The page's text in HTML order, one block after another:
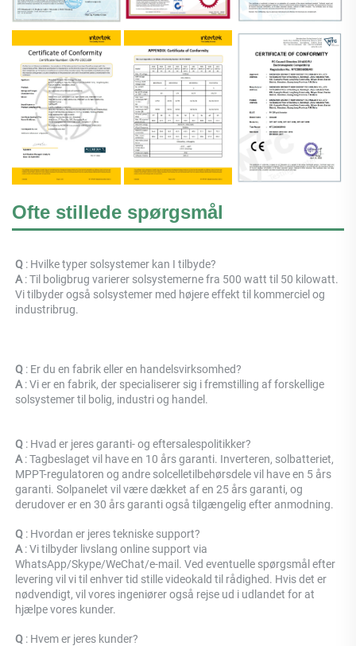
Ofte stillede spørgsmål
Q : Hvilke typer solsystemer kan I tilbyde?
A : Til boligbrug varierer solsystemerne fra 500 watt til 50 kilowatt.
Vi tilbyder også solsystemer med højere effekt til kommerciel og
industribrug.
Q : Er du en fabrik eller en handelsvirksomhed?
A : Vi er en fabrik, der specialiserer sig i fremstilling af forskellige
solsystemer til bolig, industri og handel.
Q : Hvad er jeres garanti- og eftersalespolitikker?
A : Tagbeslaget vil have en 10 års garanti. Inverteren, solbatteriet,
MPPT-regulatoren og andre solcelletilbehørsdele vil have en 5 års
garanti. Solpanelet vil være dækket af en 25 års garanti, og
derudover er en 30 års garanti også tilgængelig efter anmodning.
Q : Hvordan er jeres tekniske support?
A : Vi tilbyder livslang online support via
WhatsApp/Skype/WeChat/e-mail. Ved eventuelle spørgsmål efter
levering vil vi til enhver tid stille videokald til rådighed. Hvis det er
nødvendigt, vil vores ingeniører også rejse ud i udlandet for at
hjælpe vores kunder.
Q : Hvem er jeres kunder?